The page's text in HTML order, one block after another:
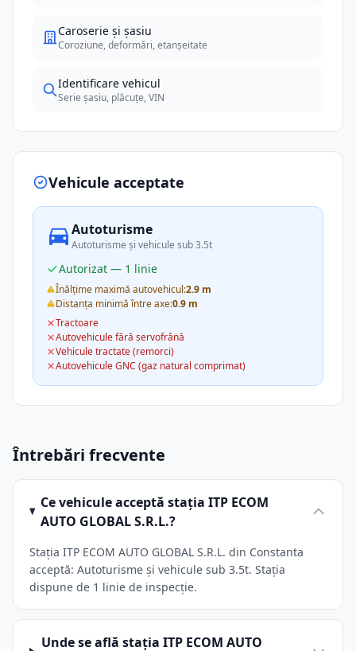
Caroserie și șasiu
Coroziune, deformări, etanșeitate
Identificare vehicul
Serie șasiu, plăcuțe, VIN
Vehicule acceptate
Autoturisme
Autoturisme și vehicule sub 3.5t
Autorizat — 1 linie
Înălțime maximă autovehicul:2.9 m
Distanța minimă între axe:0.9 m
Tractoare
Autovehicule fără servofrână
Vehicule tractate (remorci)
Autovehicule GNC (gaz natural comprimat)
Întrebări frecvente
Ce vehicule acceptă stația ITP ECOM
AUTO GLOBAL S.R.L.?
Stația ITP ECOM AUTO GLOBAL S.R.L. din Constanta
acceptă: Autoturisme și vehicule sub 3.5t. Stația
dispune de 1 linie de inspecție.
Unde se află stația ITP ECOM AUTO